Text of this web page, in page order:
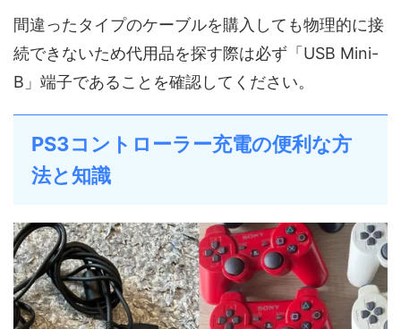
間違ったタイプのケーブルを購入しても物理的に接
続できないため代用品を探す際は必ず「USB Mini-
B」端子であることを確認してください。
PS3コントローラー充電の便利な方
法と知識